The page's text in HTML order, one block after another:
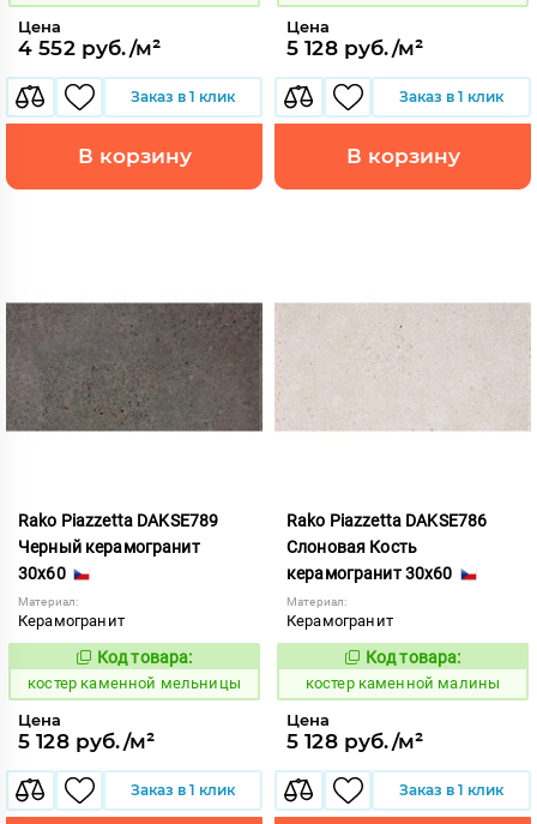
Цена
4 552 руб./м²
Заказ в 1 клик
В корзину
Цена
5 128 руб./м²
Заказ в 1 клик
В корзину
Rako Piazzetta DAKSE789
Черный керамогранит
30x60
Материал:
Керамогранит
801549
Код товара:
костер каменной мельницы
Цена
5 128 руб./м²
Заказ в 1 клик
Rako Piazzetta DAKSE786
Слоновая Кость
керамогранит 30x60
Материал:
Керамогранит
801546
Код товара:
костер каменной малины
Цена
5 128 руб./м²
Заказ в 1 клик